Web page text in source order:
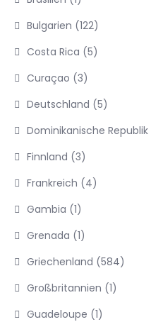
Bulgarien (122)
Costa Rica (5)
Curaçao (3)
Deutschland (5)
Dominikanische Republik
Finnland (3)
Frankreich (4)
Gambia (1)
Grenada (1)
Griechenland (584)
Großbritannien (1)
Guadeloupe (1)